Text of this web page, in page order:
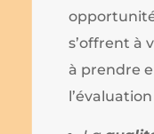
s’offrent à
à prendre